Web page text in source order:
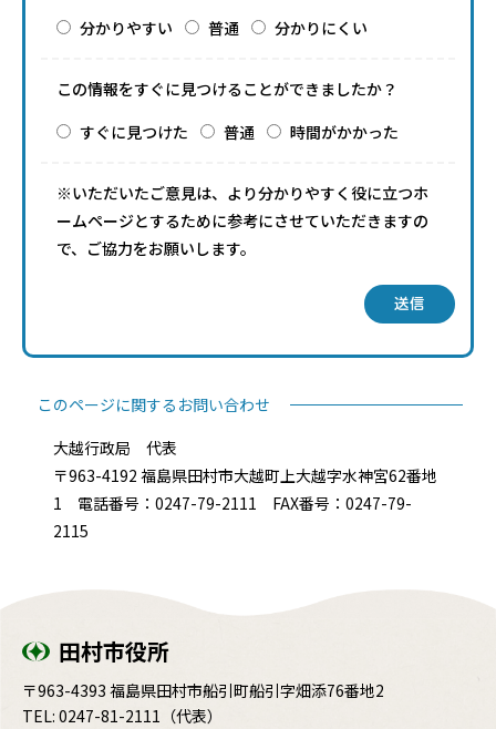
分かりやすい
普通 分かりにくい
この情報をすぐに見つけることができましたか？
すぐに見つけた
普通 時間がかかった
※いただいたご意見は、より分かりやすく役に立つホ
ームページとするために参考にさせていただきますの
で、ご協力をお願いします。
送信
このページに関するお問い合わせ
大越行政局 代表
〒963-4192 福島県田村市大越町上大越字水神宮62番地
1 電話番号：0247-79-2111 FAX番号：0247-79-
2115
田村市役所
〒963-4393 福島県田村市船引町船引字畑添76番地2
TEL: 0247-81-2111 （代表）